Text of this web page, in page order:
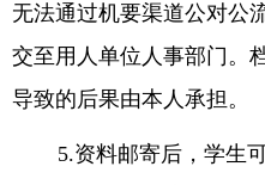
无法通过机要渠道公对公
交至用人单位人事部门。
导致的后果由本人承担。
5.资料邮寄后，学生